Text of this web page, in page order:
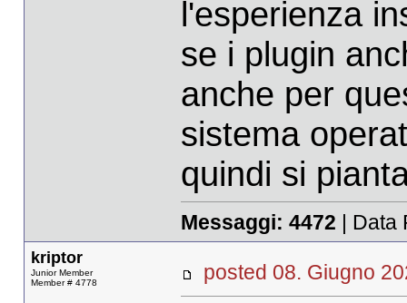
l'esperienza
se i plugin
anche per
sistema
quindi si
Messaggi: 4472 | Data
kriptor
Junior Member
Member # 4778
posted 08. Giugno